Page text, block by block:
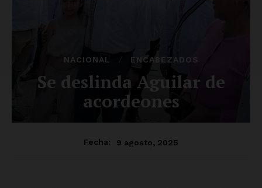
NACIONAL ENCABEZADOS
Se deslinda Aguilar de
acordeones
Fecha: 9 agosto, 2025